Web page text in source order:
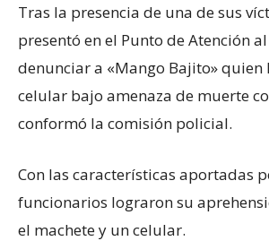
Tras la presencia de una de sus
presentó en el Punto de Atención
denunciar a «Mango Bajito» quien
celular bajo amenaza de muerte
conformó la comisión policial.
Con las características aportadas
funcionarios lograron su
el machete y un celular.